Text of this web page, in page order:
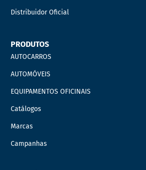
Distribuidor Oficial
PRODUTOS
AUTOCARROS
AUTOMÓVEIS
EQUIPAMENTOS OFICINAIS
Catálogos
Marcas
Campanhas